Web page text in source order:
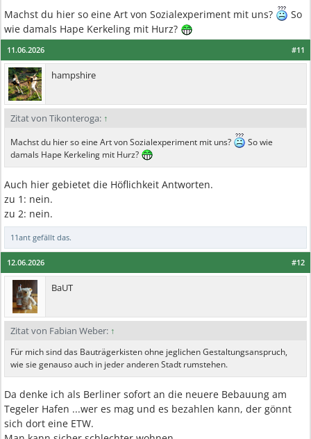
Machst du hier so eine Art von Sozialexperiment mit uns?
So
wie damals Hape Kerkeling mit Hurz?
#11
11.06.2026
hampshire
Zitat von Tikonteroga: ↑
Machst du hier so eine Art von Sozialexperiment mit uns?
So wie
damals Hape Kerkeling mit Hurz?
Auch hier gebietet die Höflichkeit Antworten.
zu 1: nein.
zu 2: nein.
11ant gefällt das.
#12
12.06.2026
BaUT
Zitat von Fabian Weber: ↑
Für mich sind das Bauträgerkisten ohne jeglichen Gestaltungsanspruch,
wie sie genauso auch in jeder anderen Stadt rumstehen.
Da denke ich als Berliner sofort an die neuere Bebauung am
Tegeler Hafen ...wer es mag und es bezahlen kann, der gönnt
sich dort eine ETW.